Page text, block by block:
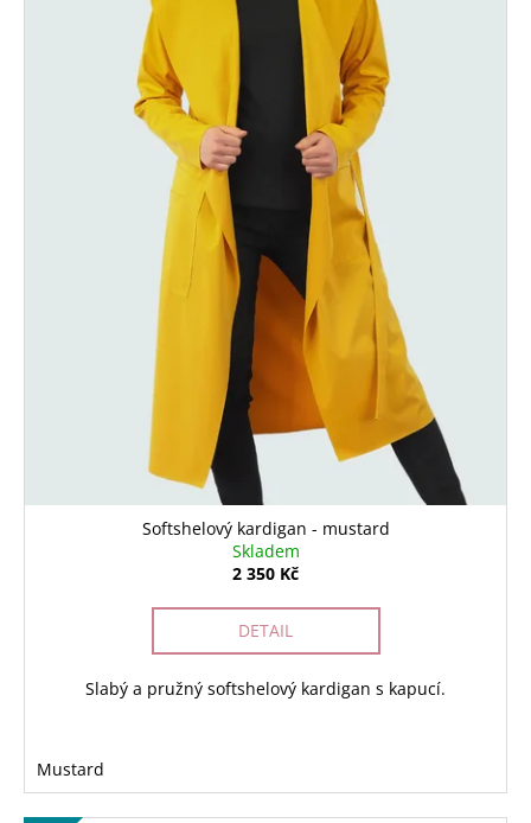
Softshelový kardigan - mustard
Skladem
2 350 Kč
DETAIL
Slabý a pružný softshelový kardigan s kapucí.
Mustard